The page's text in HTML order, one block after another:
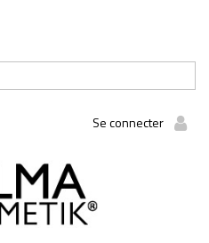
Se connecter